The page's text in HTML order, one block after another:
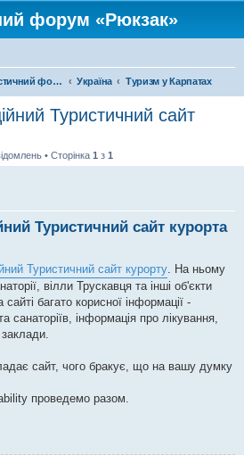
форум «Рюкзак»
Туристичний форум «Рюкзак» Україна Туризм у Карпатах
Туристичний сайт
• Сторінка 1 з 1
Туристичний сайт курорта
Туристичний сайт курорту. На ньому
вілли Трускавця та інші об'єкти
багато корисної інформації -
санаторіїв, інформація про лікування,
заклади.
сайт, чого бракує, що на вашу думку
проведемо разом.